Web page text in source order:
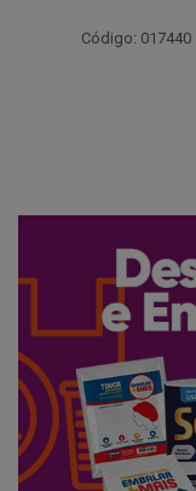
Código: 049936